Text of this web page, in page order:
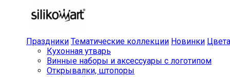
Праздники Тематические коллекции Новинки Цвета
Кухонная утварь
Винные наборы и аксессуары с логотипом
Открывалки, штопоры